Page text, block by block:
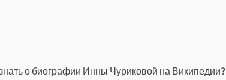
о биографии Инны Чуриковой на Википедии?